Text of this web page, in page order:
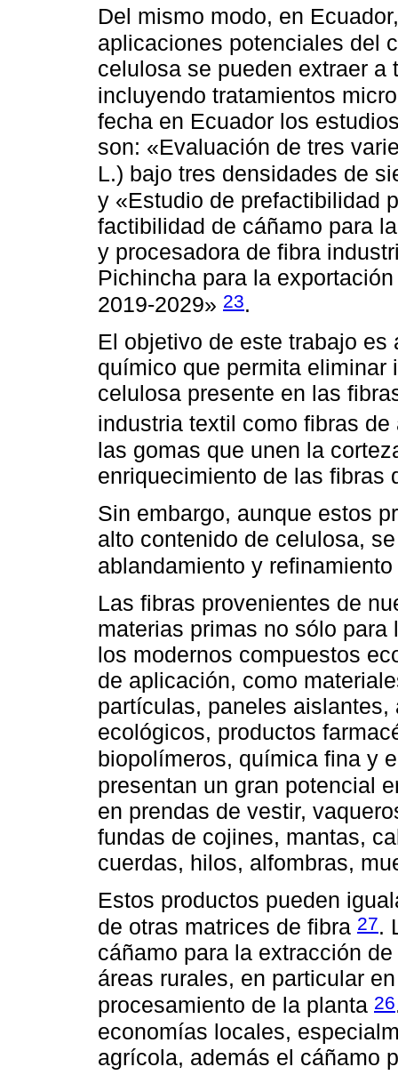
Del mismo modo, en
aplicaciones potenciales del
celulosa se pueden extraer
incluyendo tratamientos
fecha en Ecuador los
son: «Evaluación de tres
L.) bajo tres densidades de
y «Estudio de prefactibilidad
factibilidad de cáñamo para
y procesadora de fibra
Pichincha para la
2019-2029» 23.
El objetivo de este trabajo
químico que permita eliminar
celulosa presente en las
industria textil como fibras
las gomas que unen la
enriquecimiento de las fibras
Sin embargo, aunque estos
alto contenido de celulosa,
ablandamiento y
Las fibras provenientes de
materias primas no sólo
los modernos compuestos
de aplicación, como
partículas, paneles
ecológicos, productos
biopolímeros, química fina y
presentan un gran potencial
en prendas de vestir,
fundas de cojines, mantas,
cuerdas, hilos, alfombras,
Estos productos pueden
de otras matrices de fibra 27.
cáñamo para la extracción
áreas rurales, en particular
procesamiento de la planta 26
economías locales,
agrícola, además el cáñamo